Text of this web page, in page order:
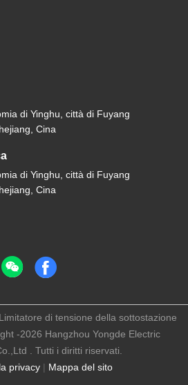
di Yinghu, città di Fuyang
Cina
di Yinghu, città di Fuyang
Cina
privacy | Mappa del sito
di tensione della sottostazione
-2026 Hangzhou Yongde Electric
. Tutti i diritti riservati.